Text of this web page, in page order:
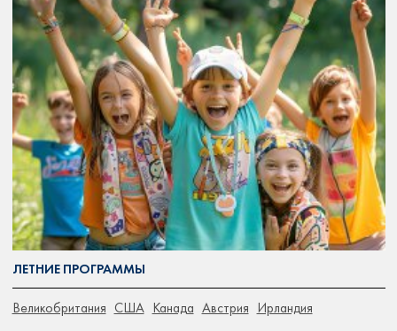
ЛЕТНИЕ ПРОГРАММЫ
Великобритания США Канада Австрия Ирландия